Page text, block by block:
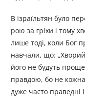
В ізраїльтян було
рою за гріхи і тому
лише тоді, коли Бог
навчали, що: „Хворий
його не будуть
правдою, бо не
дуже часто праведні